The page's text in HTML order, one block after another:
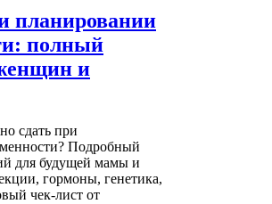
планировании
полный
и
сдать при
Подробный
для будущей мамы и
гормоны, генетика,
чек-лист от